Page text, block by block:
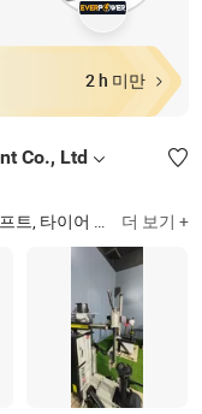
2 h 미만
Co., Ltd
라인너 시리즈, 유압 도구, 배기 추출기 더 보기 +